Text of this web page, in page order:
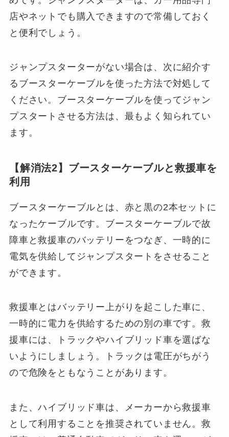
店やネットでも購入できますので常備しておく
と便利でしょう。
ジャンプスターターがない場合は、次に紹介す
るブースターケーブルを使った方法で対処して
ください。ブースターケーブルを使ってジャン
プスタートさせる方法は、最もよく知られてい
ます。
【解消法2】ブースターケーブルと救援車を
利用
ブースターケーブルとは、赤と黒の2本セットに
なったケーブルです。ブースターケーブルで故
障車と救援車のバッテリーをつなぎ、一時的に
電気を供給してジャンプスタートをさせること
ができます。
救援車とはバッテリー上がりを起こした車に、
一時的に電力を供給するための別の車です。救
援車には、トラックやハイブリッド車を選ばな
いようにしましょう。トラックは電圧がちがう
ので危険をともなうことがあります。
また、ハイブリッド車は、メーカーから救援車
として利用することを推奨されていません。救